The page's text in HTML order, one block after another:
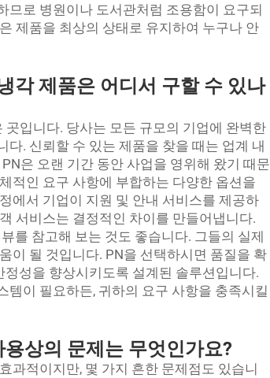
므로 병원이나 도서관처럼 조용함이 요구되
제품을 최상의 상태로 유지하여 누구나 안
각 제품은 어디서 구할 수 있나
입니다. 당사는 모든 규모의 기업에 완벽한
. 신뢰할 수 있는 제품을 찾을 때는 업계 내
은 오랜 기간 동안 사업을 영위해 왔기 때문
적인 요구 사항에 부합하는 다양한 옵션을
에서 기업이 지원 및 안내 서비스를 제공하
서비스는 결정적인 차이를 만들어냅니다.
를 참고해 보는 것도 좋습니다. 그들의 실제
이 될 것입니다. PN을 선택하시면 품질을 확
정성을 향상시키도록 설계된 솔루션입니다.
이 필요하든, 귀하의 요구 사항을 충족시킬
상의 문제는 무엇인가요?
과적이지만, 몇 가지 흔한 문제점도 있습니